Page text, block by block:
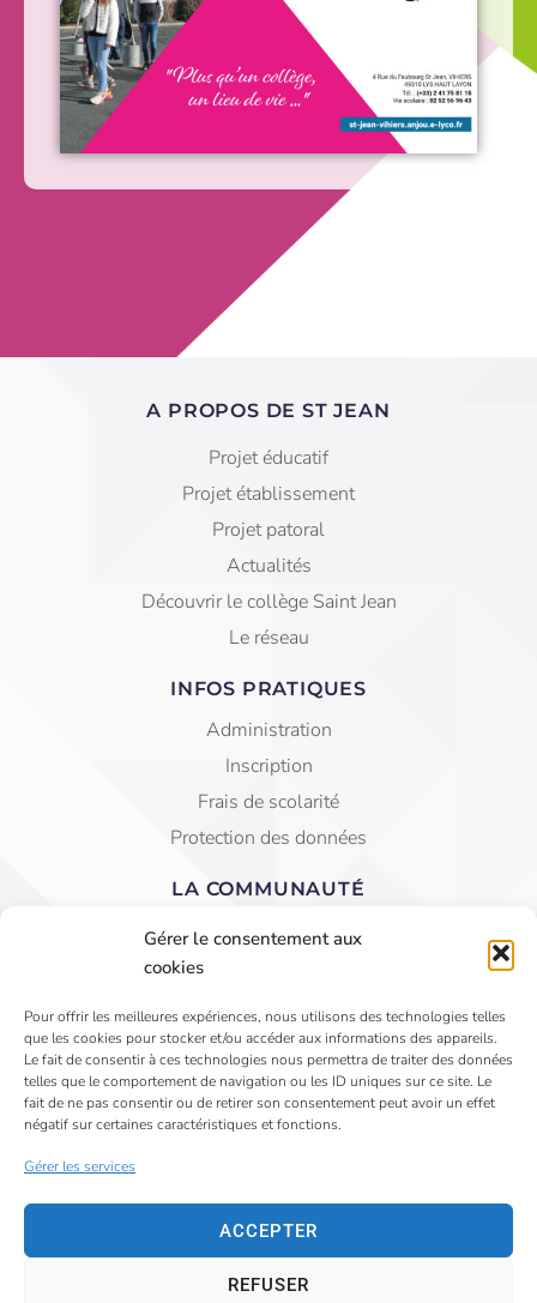
Gérer le consentement aux
cookies
Pour offrir les meilleures expériences, nous utilisons des technologies telles
que les cookies pour stocker et/ou accéder aux informations des appareils.
Le fait de consentir à ces technologies nous permettra de traiter des données
telles que le comportement de navigation ou les ID uniques sur ce site. Le
fait de ne pas consentir ou de retirer son consentement peut avoir un effet
négatif sur certaines caractéristiques et fonctions.
Gérer les services
ACCEPTER
REFUSER
A PROPOS DE ST JEAN
Projet éducatif
Projet établissement
Projet patoral
Actualités
Découvrir le collège Saint Jean
Le réseau
INFOS PRATIQUES
Administration
Inscription
Frais de scolarité
Protection des données
LA COMMUNAUTÉ
Equipe éducative
AGEC Saint Jean
4 Rue du Faubourg St Jean - VIHIERS 49310 LYS
HAUT LAYON
02 41 75 81 15